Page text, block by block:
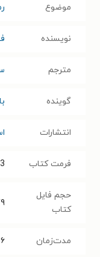
موضوع
نویسنده
مترجم
گوینده
انتشارات
فرمت کتاب
حجم فایل
کتاب
مدت‌زمان ۶ ساعت و ۵ دقیقه